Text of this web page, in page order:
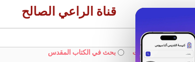
قناة الراعي الصالح
بحث في الويبسايت بحث في الكتاب المقدس